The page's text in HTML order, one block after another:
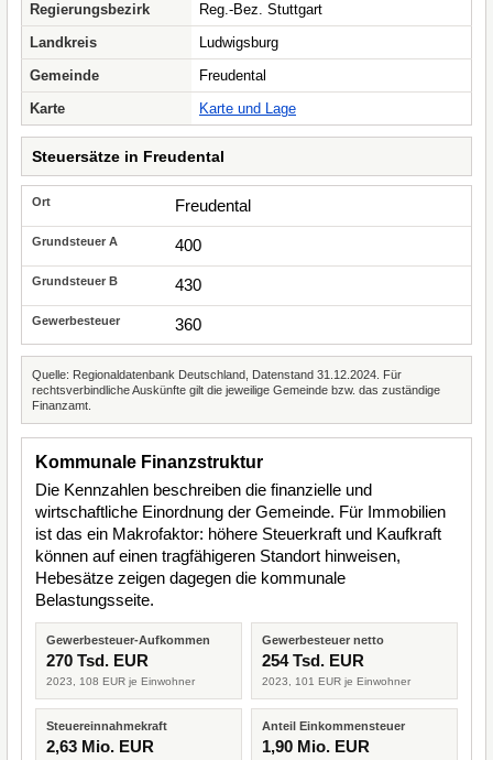
Regierungsbezirk
Reg.-Bez. Stuttgart
Landkreis
Ludwigsburg
Gemeinde
Freudental
Karte
Karte und Lage
Steuersätze in Freudental
Freudental
400
430
360
Quelle: Regionaldatenbank Deutschland, Datenstand 31.12.2024. Für
rechtsverbindliche Auskünfte gilt die jeweilige Gemeinde bzw. das zuständige
Finanzamt.
Kommunale Finanzstruktur
Die Kennzahlen beschreiben die finanzielle und
wirtschaftliche Einordnung der Gemeinde. Für Immobilien
ist das ein Makrofaktor: höhere Steuerkraft und Kaufkraft
können auf einen tragfähigeren Standort hinweisen,
Hebesätze zeigen dagegen die kommunale
Belastungsseite.
Gewerbesteuer-Aufkommen
270 Tsd. EUR
2023, 108 EUR je Einwohner
Gewerbesteuer netto
254 Tsd. EUR
2023, 101 EUR je Einwohner
Steuereinnahmekraft
2,63 Mio. EUR
Anteil Einkommensteuer
1,90 Mio. EUR